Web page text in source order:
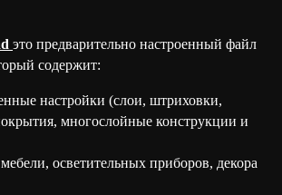
это предварительно настроенный файл
содержит:
настройки (слои, штриховки,
многослойные конструкции и
осветительных приборов, декора